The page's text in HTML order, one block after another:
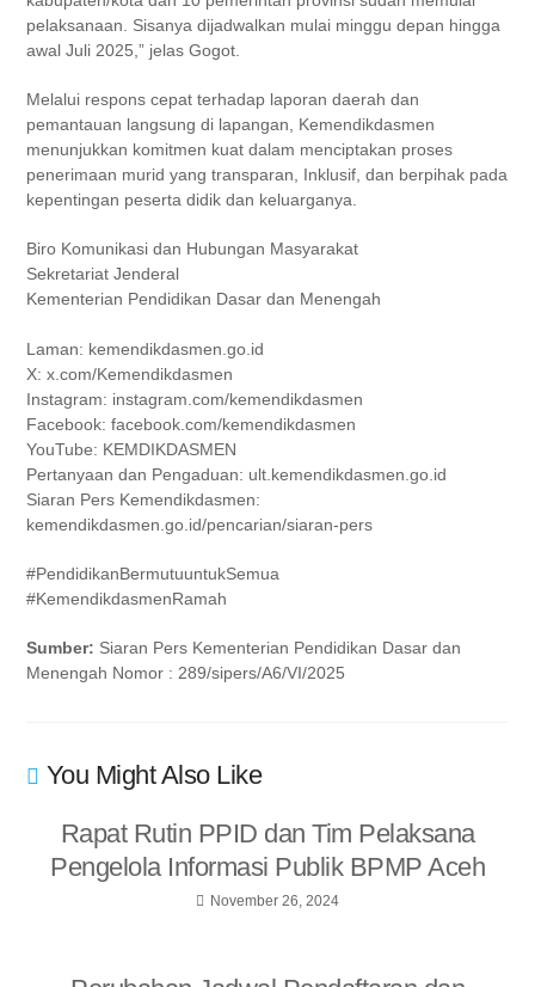
pelaksanaan. Sisanya dijadwalkan mulai minggu depan hingga
awal Juli 2025,” jelas Gogot.
Melalui respons cepat terhadap laporan daerah dan
pemantauan langsung di lapangan, Kemendikdasmen
menunjukkan komitmen kuat dalam menciptakan proses
penerimaan murid yang transparan, Inklusif, dan berpihak pada
kepentingan peserta didik dan keluarganya.
Biro Komunikasi dan Hubungan Masyarakat
Sekretariat Jenderal
Kementerian Pendidikan Dasar dan Menengah
Laman: kemendikdasmen.go.id
X: x.com/Kemendikdasmen
Instagram: instagram.com/kemendikdasmen
Facebook: facebook.com/kemendikdasmen
YouTube: KEMDIKDASMEN
Pertanyaan dan Pengaduan: ult.kemendikdasmen.go.id
Siaran Pers Kemendikdasmen:
kemendikdasmen.go.id/pencarian/siaran-pers
#PendidikanBermutuuntukSemua
#KemendikdasmenRamah
Sumber: Siaran Pers Kementerian Pendidikan Dasar dan
Menengah Nomor : 289/sipers/A6/VI/2025
You Might Also Like
Rapat Rutin PPID dan Tim Pelaksana
Pengelola Informasi Publik BPMP Aceh
November 26, 2024